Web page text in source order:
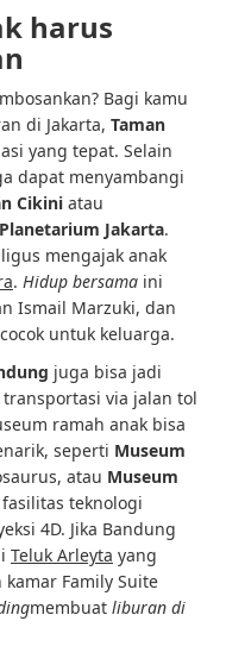
harus
Bagi kamu
di Jakarta, Taman
yang tepat. Selain
dapat menyambangi
Cikini atau
Planetarium Jakarta.
mengajak anak
. Hidup bersama ini
Ismail Marzuki, dan
untuk keluarga.
juga bisa jadi
via jalan tol
ramah anak bisa
seperti Museum
atau Museum
teknologi
4D. Jika Bandung
Teluk Arleyta yang
Family Suite
membuat liburan di